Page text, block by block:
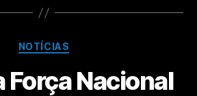
NOTÍCIAS
Força Nacional